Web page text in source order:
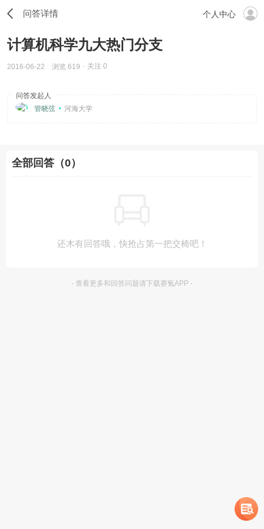
问答详情 个人中心
计算机科学九大热门分支
2016-06-22 浏览 619 关注 0
问答发起人
管晓弦
河海大学
全部回答（0）
还木有回答哦，快抢占第一把交椅吧！
- 查看更多和回答问题请下载赛氪APP -